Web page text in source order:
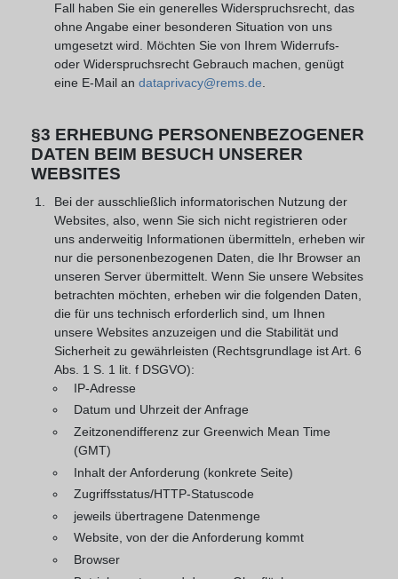
Fall haben Sie ein generelles Widerspruchsrecht, das
ohne Angabe einer besonderen Situation von uns
umgesetzt wird. Möchten Sie von Ihrem Widerrufs-
oder Widerspruchsrecht Gebrauch machen, genügt
eine E-Mail an dataprivacy@rems.de
§3 ERHEBUNG PERSONENBEZOGENER
DATEN BEIM BESUCH UNSERER
WEBSITES
Bei der ausschließlich informatorischen Nutzung der
Websites, also, wenn Sie sich nicht registrieren oder
uns anderweitig Informationen übermitteln, erheben wir
nur die personenbezogenen Daten, die Ihr Browser an
unseren Server übermittelt. Wenn Sie unsere Websites
betrachten möchten, erheben wir die folgenden Daten,
die für uns technisch erforderlich sind, um Ihnen
unsere Websites anzuzeigen und die Stabilität und
Sicherheit zu gewährleisten (Rechtsgrundlage ist Art. 6
Abs. 1 S. 1 lit. f DSGVO):
IP-Adresse
Datum und Uhrzeit der Anfrage
Zeitzonendifferenz zur Greenwich Mean Time
(GMT)
Inhalt der Anforderung (konkrete Seite)
Zugriffsstatus/HTTP-Statuscode
jeweils übertragene Datenmenge
Website, von der die Anforderung kommt
Browser